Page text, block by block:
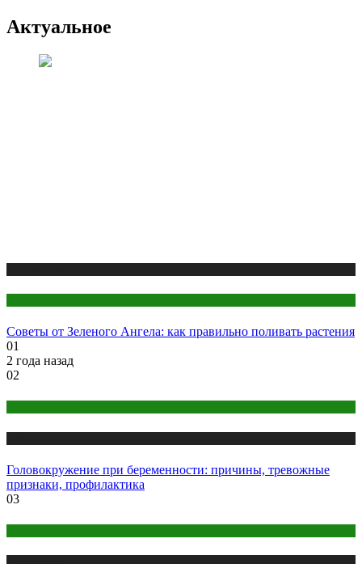
Актуальное
Советы от Зеленого Ангела: как правильно поливать растения
01
2 года назад
02
Головокружение при беременности: причины, тревожные
признаки, профилактика
03